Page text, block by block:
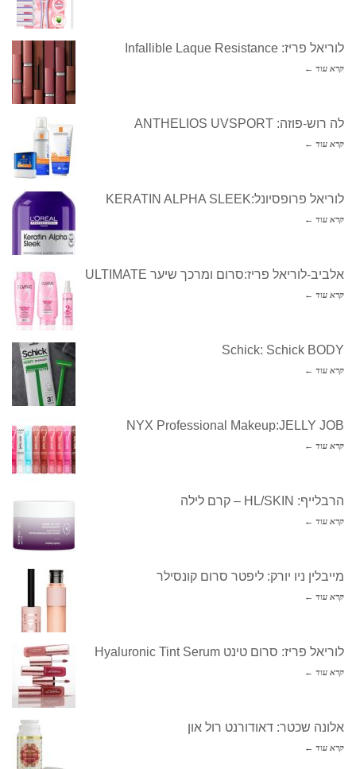
לוריאל פריז: Infallible Laque Resistance
קרא עוד ←
לה רוש-פוזה: ANTHELIOS UVSPORT
קרא עוד ←
לוריאל פרופסיונל:KERATIN ALPHA SLEEK
קרא עוד ←
אלביב-לוריאל פריז:סרום ומרכך שיער ULTIMATE
קרא עוד ←
Schick: Schick BODY
קרא עוד ←
NYX Professional Makeup:JELLY JOB
קרא עוד ←
הרבלייף: HL/SKIN – קרם לילה
קרא עוד ←
מייבלין ניו יורק: ליפטר סרום קונסילר
קרא עוד ←
לוריאל פריז: סרום טינט Hyaluronic Tint Serum
קרא עוד ←
אלונה שכטר: דאודורנט רול און
קרא עוד ←